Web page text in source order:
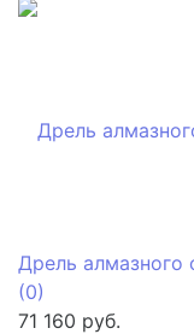
Дрель алмазного
(0)
71 160 руб.